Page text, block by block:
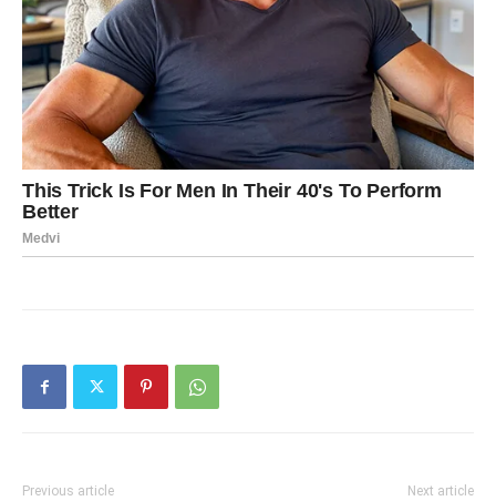
Previous article Next article